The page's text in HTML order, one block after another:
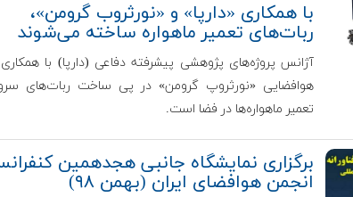
با همکاری «دارپا» و «نورثروب گرومن»،
ربات‌های تعمیر ماهواره ساخته می‌شوند
آژانس پروژه‌های پژوهشی پیشرفته دفاعی (دارپا) با
هوافضایی «نورثروپ گرومن» در پی ساخت ربات‌های
تعمیر ماهواره‌ها در فضا است.
برگزاری نمایشگاه جانبی هجدهمین
انجمن هوافضای ایران (بهمن ۹۸)